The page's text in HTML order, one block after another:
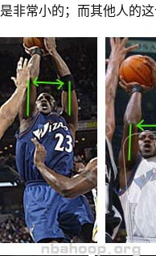
非常小的；而其他人的这